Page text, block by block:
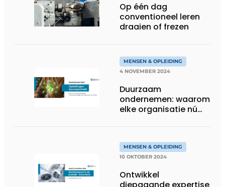
Op één dag
conventioneel leren
draaien of frezen
MENSEN & OPLEIDING
4 NOVEMBER 2024
Duurzaam
ondernemen: waarom
elke organisatie nú
MENSEN & OPLEIDING
10 OKTOBER 2024
Ontwikkel
diepgaande expertise